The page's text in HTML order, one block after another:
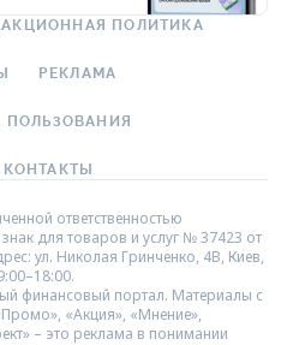
ПОЛИТИКА
РЕКЛАМА
ПОЛЬЗОВАНИЯ
КОНТАКТЫ
ответственностью
для товаров и услуг № 37423 от
ул. Николая Гринченко, 4В, Киев,
финансовый портал. Материалы с
«Акция», «Мнение»,
– это реклама в понимании